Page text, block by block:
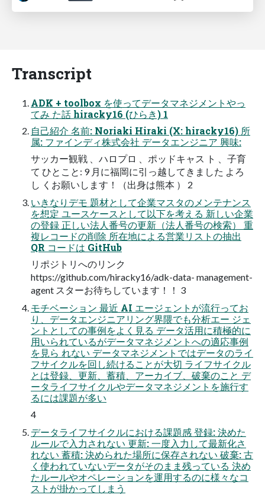
Transcript
ADK + toolbox を使ってデータマネジメントやっ
てみ た話 hiracky16 (ひらき) 1
自己紹介 名前: Noriaki Hiraki (X: hiracky16) 所
属: ファインディ株式会社 データエンジニア 興味:
サッカー観戦 、ハロプロ 、ポッドキャス ト 、子育
て ひとこと: 9 月に福岡に引っ越してきました よろ
し くお願いします！（出身は熊本 ） 2
いきなりデモ 題材として企業マスタのメンテナンス
を想定 ユースケースとして以下を考える 新しい企業
の登録 正しい法人番号の更新（法人番号の検索） 重
複レコードの削除 所在地による営業リストの抽出
QR コードは GitHub
リポジトリへのリンク
https://github.com/hiracky16/adk-data- management-
agent スターお待ちしています！！ 3
モチベーション 最近 AI エージェントが流行ってお
り、データエンジニアリング界隈でも分析エー ジェ
ントとしての事例をよく見る データ活用に積極的に
用いられているがデータマネジメントへの適応事例
を見ら れない データマネジメントではデータのライ
フサイクルを回し続けることが大切 ライフサイクル
とは登録、更新、蓄積、アーカイブ、破棄のこと デ
ータライフサイクルやデータマネジメントを施行す
るには課題が多い
4
データライフサイクルにおける課題感 登録: 決めた
ルールで入力されない 更新: 一度入力して最新化さ
れない 蓄積: 決められた場所に保存されない 破棄: 古
く使われていないデータがそのまま残っている 決め
たルールやオペレーションを運用するのに様々なコ
ストが掛かってしまう